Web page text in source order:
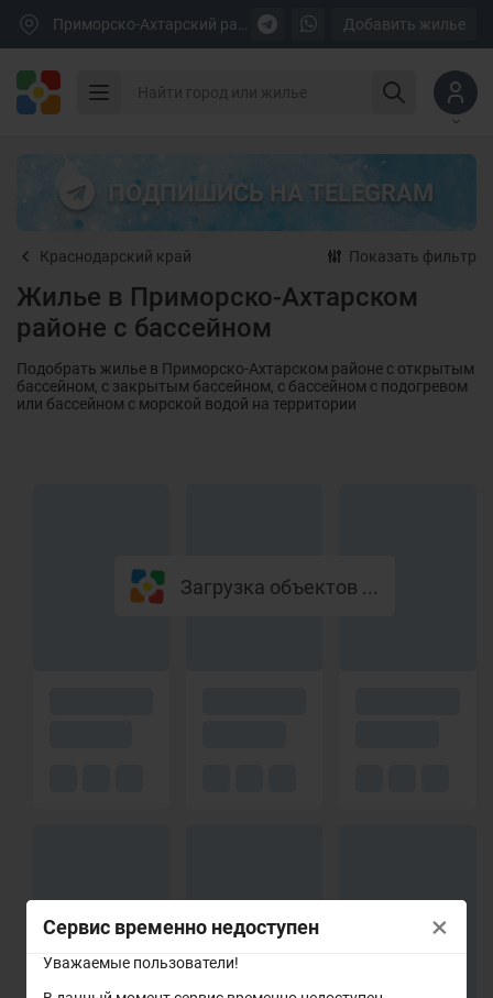
Сервис временно недоступен
Уважаемые пользователи!
×
Добавить жилье
ПОДПИШИСЬ НА TELEGRAM
Краснодарский край Показать фильтр
Жилье в Приморско-Ахтарском
районе с бассейном
Подобрать жилье в Приморско-Ахтарском районе с открытым
бассейном, с закрытым бассейном, с бассейном с подогревом
или бассейном с морской водой на территории
Загрузка объектов ...